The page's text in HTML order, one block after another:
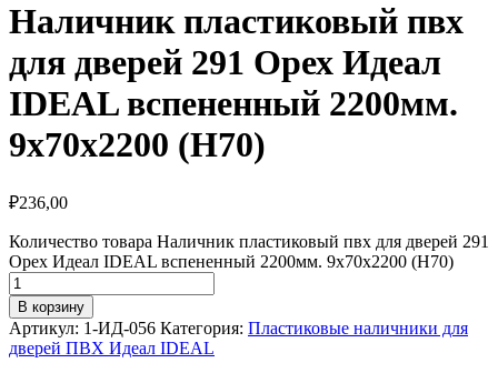
Наличник пластиковый пвх
для дверей 291 Орех Идеал
IDEAL вспененный 2200мм.
9х70х2200 (Н70)
₽236,00
Количество товара Наличник пластиковый пвх для дверей 291
Орех Идеал IDEAL вспененный 2200мм. 9х70х2200 (Н70)
В корзину
Артикул: 1-ИД-056 Категория: Пластиковые наличники для
дверей ПВХ Идеал IDEAL